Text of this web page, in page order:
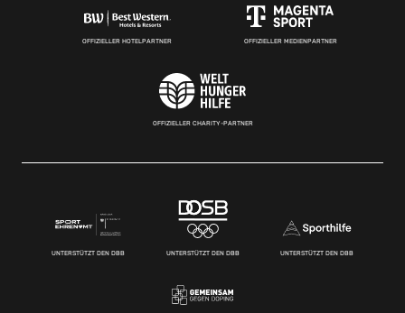
OFFIZIELLER HOTELPARTNER OFFIZIELLER MEDIENPARTNER
OFFIZIELLER CHARITY-PARTNER
UNTERSTÜTZT DEN DBB UNTERSTÜTZT DEN DBB UNTERSTÜTZT DEN DBB